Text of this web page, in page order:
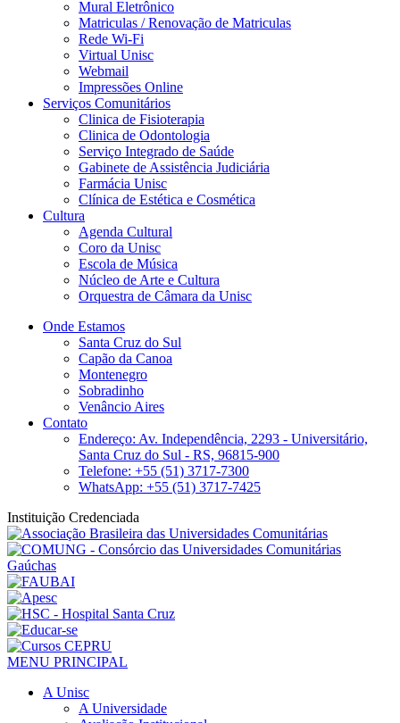
Mural Eletrônico
Matriculas / Renovação de Matriculas
Rede Wi-Fi
Virtual Unisc
Webmail
Impressões Online
Serviços Comunitários
Clinica de Fisioterapia
Clinica de Odontologia
Serviço Integrado de Saúde
Gabinete de Assistência Judiciária
Farmácia Unisc
Clínica de Estética e Cosmética
Cultura
Agenda Cultural
Coro da Unisc
Escola de Música
Núcleo de Arte e Cultura
Orquestra de Câmara da Unisc
Onde Estamos
Santa Cruz do Sul
Capão da Canoa
Montenegro
Sobradinho
Venâncio Aires
Contato
Endereço: Av. Independência, 2293 - Universitário,
Santa Cruz do Sul - RS, 96815-900
Telefone: +55 (51) 3717-7300
WhatsApp: +55 (51) 3717-7425
Instituição Credenciada
MENU PRINCIPAL
A Unisc
A Universidade